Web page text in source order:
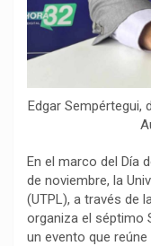
Edgar Sempértegui,
En el marco del Día
de noviembre, la
(UTPL), a través de
organiza el séptimo
un evento que